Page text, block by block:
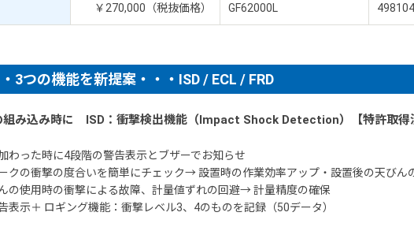
￥270,000（税抜価格） GF62000L
3つの機能を新提案・・・ISD / ECL / FRD
組み込み時に ISD：衝撃検出機能（Impact Shock Detection）【特許取得
わった時に4段階の警告表示とブザーでお知らせ
クの衝撃の度合いを簡単にチェック→ 設置時の作業効率アップ・設置後の天びん
の使用時の衝撃による故障、計量値ずれの回避→ 計量精度の確保
表示＋ ロギング機能：衝撃レベル3、4のものを記録（50データ）